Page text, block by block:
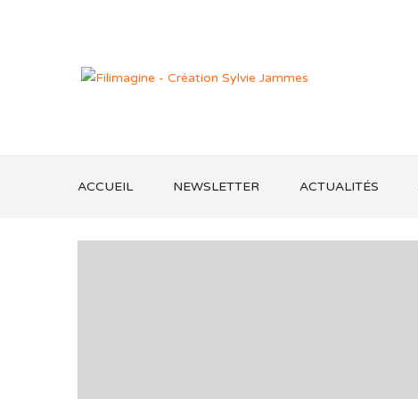
ACCUEIL NEWSLETTER ACTUALITÉS